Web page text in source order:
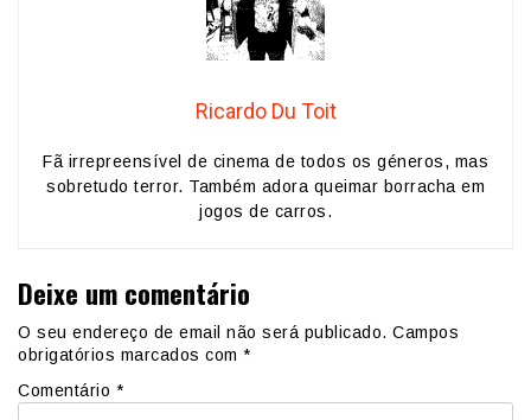
Ricardo Du Toit
Fã irrepreensível de cinema de todos os géneros, mas
sobretudo terror. Também adora queimar borracha em
jogos de carros.
Deixe um comentário
O seu endereço de email não será publicado. Campos
obrigatórios marcados com *
Comentário *